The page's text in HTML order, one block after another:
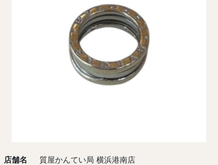
店舗名 質屋かんてい局 横浜港南店